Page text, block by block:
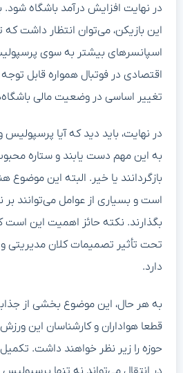
در نهایت افزایش درآمد باشگاه شود.
این بازیکن، می‌توان انتظار داشت که
اسپانسرهای بیشتر به سوی
اقتصادی در فوتبال همواره قابل
تغییر اساسی در وضعیت مالی
در نهایت، باید دید که آیا پرسپولیس
به این مهم دست یابند و ستاره
بازگردانند یا خیر. البته این موضوع
است و بسیاری از عوامل می‌توانند بر
بگذارند. نکته حائز اهمیت این است
تحت تأثیر تصمیمات کلان مدیریتی و
دارد.
به هر حال، این موضوع بخشی از
قطعا هواداران و کارشناسان این
حوزه را زیر نظر خواهند داشت.